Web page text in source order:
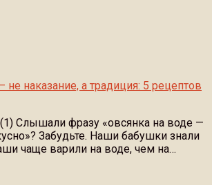
не наказание, а традиция: 5 рецептов
Слышали фразу «овсянка на воде —
Забудьте. Наши бабушки знали
чаще варили на воде, чем на…